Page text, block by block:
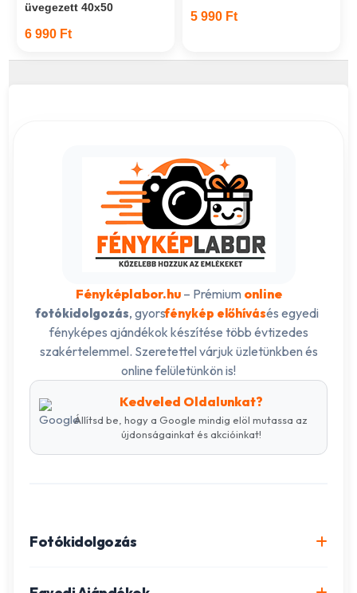
üvegezett 40x50
6 990 Ft
5 990 Ft
Fényképlabor.hu– Prémium online
fotókidolgozás, gyorsfénykép előhívásés egyedi
fényképes ajándékok készítése több évtizedes
szakértelemmel. Szeretettel várjuk üzletünkben és
online felületünkön is!
Kedveled Oldalunkat?
Állítsd be, hogy a Google mindig elöl mutassa az
újdonságainkat és akcióinkat!
Fotókidolgozás